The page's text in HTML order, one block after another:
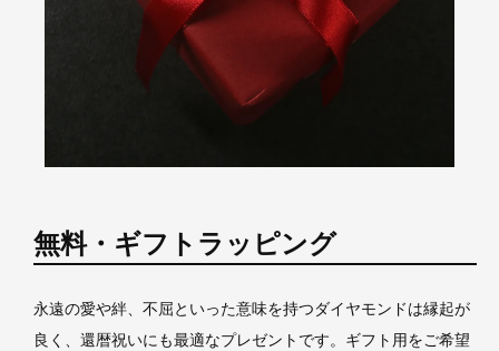
無料・ギフトラッピング
永遠の愛や絆、不屈といった意味を持つダイヤモンドは縁起が
良く、還暦祝いにも最適なプレゼントです。ギフト用をご希望